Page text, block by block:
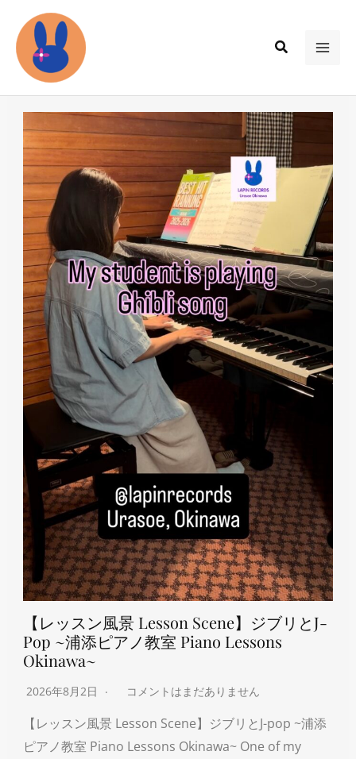
検
【レッスン風景 Lesson Scene】ジブリとJ-
Pop ~浦添ピアノ教室 Piano Lessons
Okinawa~
2026年8月2日 コメントはまだありません
【レッスン風景 Lesson Scene】ジブリとJ-pop ~浦添
ピアノ教室 Piano Lessons Okinawa~ One of my